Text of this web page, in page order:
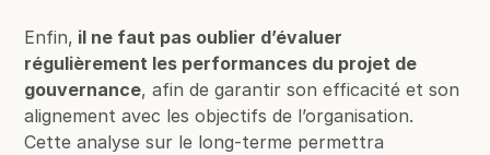
Enfin, il ne faut pas oublier d’évaluer
régulièrement les performances du projet de
gouvernance, afin de garantir son efficacité et son
alignement avec les objectifs de l’organisation.
Cette analyse sur le long-terme permettra